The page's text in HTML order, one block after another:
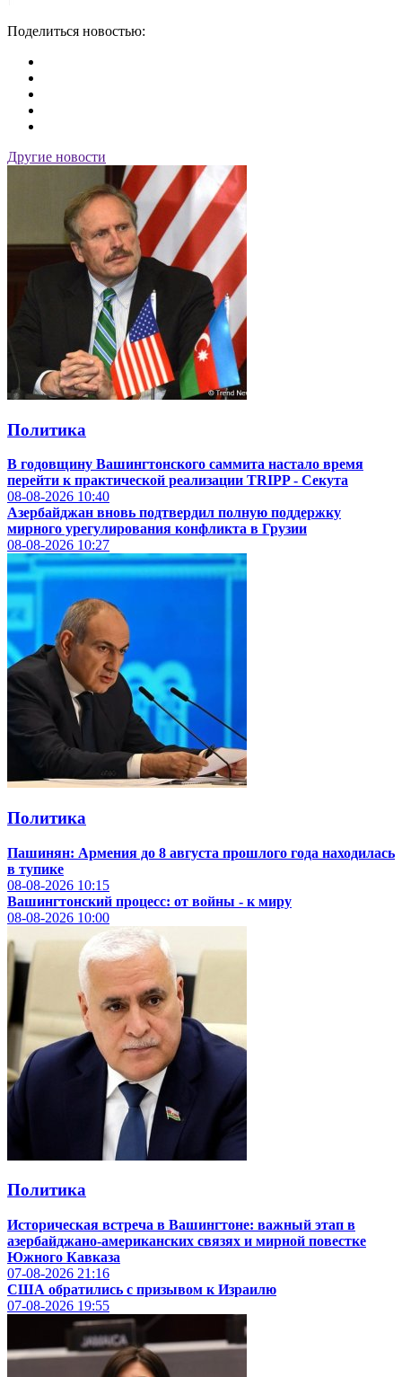
Поделиться новостью:
Другие новости
Политика
В годовщину Вашингтонского саммита настало время
перейти к практической реализации TRIPP - Секута
08-08-2026 10:40
Азербайджан вновь подтвердил полную поддержку
мирного урегулирования конфликта в Грузии
08-08-2026 10:27
Политика
Пашинян: Армения до 8 августа прошлого года находилась
в тупике
08-08-2026 10:15
Вашингтонский процесс: от войны - к миру
08-08-2026 10:00
Политика
Историческая встреча в Вашингтоне: важный этап в
азербайджано-американских связях и мирной повестке
Южного Кавказа
07-08-2026 21:16
США обратились с призывом к Израилю
07-08-2026 19:55